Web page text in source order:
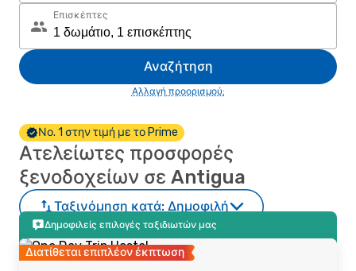
Επισκέπτες
Αναζήτηση
Αλλαγή προορισμού;
Νο. 1 στην τιμή με το Prime
Ατελείωτες προσφορές
ξενοδοχείων σε Antigua
Ταξινόμηση κατά: Δημοφιλή
Δημοφιλείς επιλογές ταξιδιωτών μας
Διατίθεται επιπλέον έκπτωση